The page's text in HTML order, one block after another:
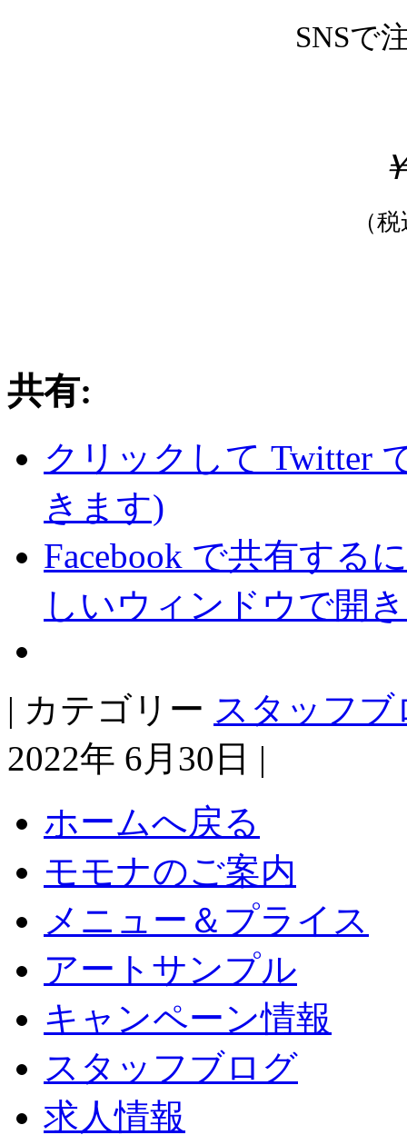
SNSで
（
共有:
クリックして Twitter
きます)
Facebook で共有する
しいウィンドウで開
| カテゴリー スタッフブ
2022年 6月30日 |
ホームへ戻る
モモナのご案内
メニュー＆プライス
アートサンプル
キャンペーン情報
スタッフブログ
求人情報